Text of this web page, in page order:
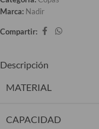
Marca: Nadir
Compartir:
Descripción
MATERIAL
CAPACIDAD